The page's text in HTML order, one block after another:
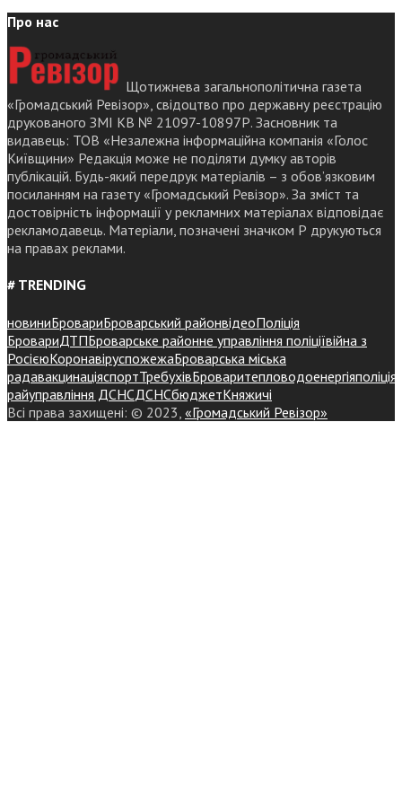
Про нас
Щотижнева загальнополітична газета
«Громадський Ревізор», свідоцтво про державну реєстрацію
друкованого ЗМІ КВ № 21097-10897Р. Засновник та
видавець: ТОВ «Незалежна інформаційна компанія «Голос
Київщини» Редакція може не поділяти думку авторів
публікацій. Будь-який передрук матеріалів – з обов’язковим
посиланням на газету «Громадський Ревізор». За зміст та
достовірність інформації у рекламних матеріалах відповідає
рекламодавець. Матеріали, позначені значком Р друкуються
на правах реклами.
# TRENDING
новиниБровариБроварський районвідеоПоліція
БровариДТПБроварське районне управління поліціївійна з
РосієюКоронавіруспожежаБроварська міська
радавакцинаціяспортТребухівБроваритепловодоенергіяполіція
райуправління ДСНСДСНСбюджетКняжичі
Всі права захищені: © 2023, «Громадський Ревізор»